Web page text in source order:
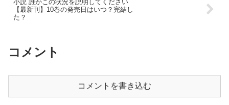
小説 誰かこの状況を説明してください
【最新刊】10巻の発売日はいつ？完結し
た？
コメント
コメントを書き込む